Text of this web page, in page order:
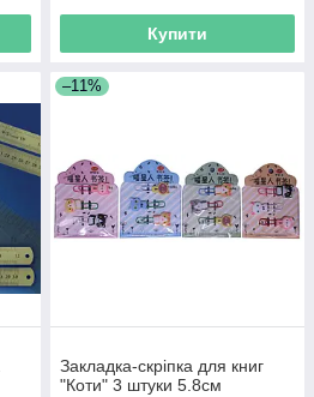
Купити
–11%
Закладка-скріпка для книг
"Коти" 3 штуки 5.8см